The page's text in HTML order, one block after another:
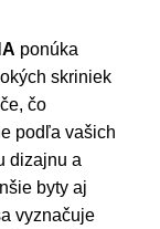
ponúka
skriniek
čo
podľa vašich
dizajnu a
byty aj
vyznačuje